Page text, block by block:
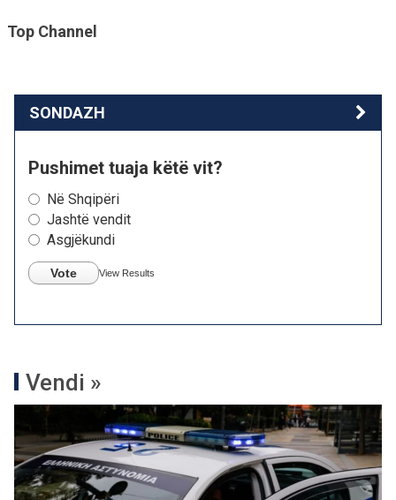
Top Channel
SONDAZH
Pushimet tuaja këtë vit?
Në Shqipëri
Jashtë vendit
Asgjëkundi
Vote View Results
Vendi »